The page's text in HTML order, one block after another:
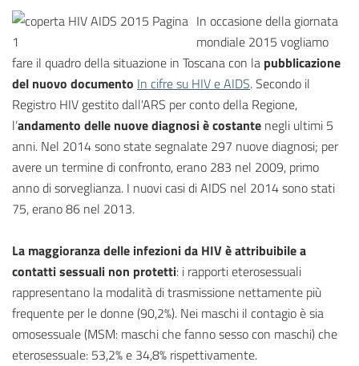
In occasione della giornata
mondiale 2015 vogliamo
fare il quadro della situazione in Toscana con la pubblicazione
del nuovo documento In cifre su HIV e AIDS. Secondo il
Registro HIV gestito dall'ARS per conto della Regione,
l’andamento delle nuove diagnosi è costante negli ultimi 5
anni. Nel 2014 sono state segnalate 297 nuove diagnosi; per
avere un termine di confronto, erano 283 nel 2009, primo
anno di sorveglianza. I nuovi casi di AIDS nel 2014 sono stati
75, erano 86 nel 2013.
La maggioranza delle infezioni da HIV è attribuibile a
contatti sessuali non protetti: i rapporti eterosessuali
rappresentano la modalità di trasmissione nettamente più
frequente per le donne (90,2%). Nei maschi il contagio è sia
omosessuale (MSM: maschi che fanno sesso con maschi) che
eterosessuale: 53,2% e 34,8% rispettivamente.